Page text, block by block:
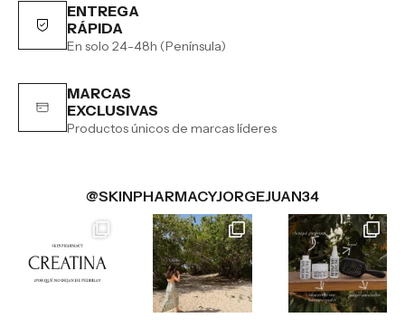
ENTREGA
RÁPIDA
En solo 24-48h (Península)
MARCAS
EXCLUSIVAS
Productos únicos de marcas líderes
@SKINPHARMACYJORGEJUAN34